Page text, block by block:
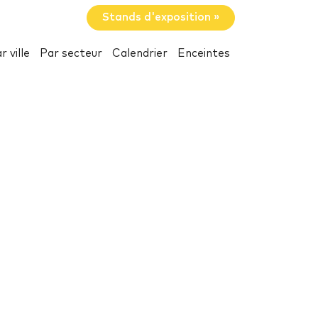
Stands d'exposition »
ville Par secteur Calendrier Enceintes